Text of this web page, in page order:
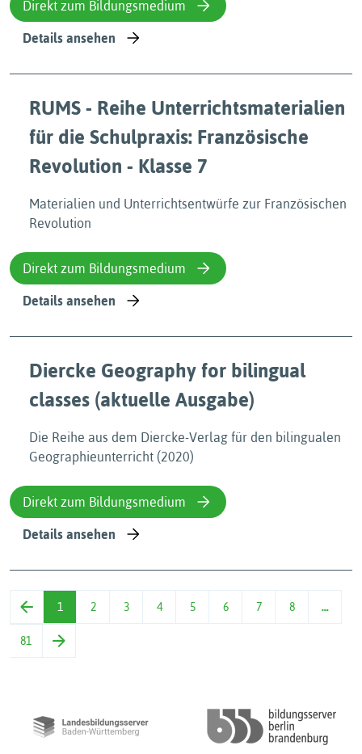
Direkt zum Bildungsmedium
Details ansehen
RUMS - Reihe Unterrichtsmaterialien
für die Schulpraxis: Französische
Revolution - Klasse 7
Materialien und Unterrichtsentwürfe zur Französischen
Revolution
Direkt zum Bildungsmedium
Details ansehen
Diercke Geography for bilingual
classes (aktuelle Ausgabe)
Die Reihe aus dem Diercke-Verlag für den bilingualen
Geographieunterricht (2020)
Direkt zum Bildungsmedium
Details ansehen
1 2 3 4 5 6 7 8 …
81